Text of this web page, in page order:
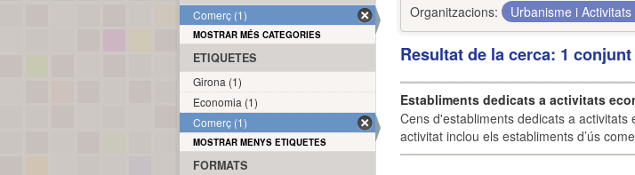
Organitzacions:
Urbanisme i Activitats
Resultat de la cerca: 1
Establiments dedicats a activitats
Cens d'establiments dedicats a activitats
activitat inclou els establiments d’ús
Comerç (1)
MOSTRAR MÉS CATEGORIES
ETIQUETES
Girona (1)
Economia (1)
Comerç (1)
MOSTRAR MENYS ETIQUETES
FORMATS